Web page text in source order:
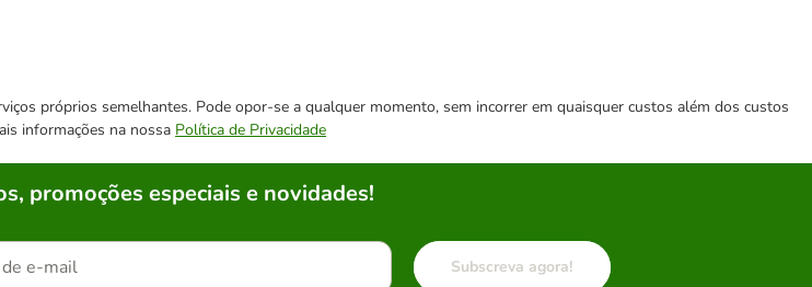
próprios semelhantes. Pode opor-se a qualquer momento, sem incorrer em quaisquer custos além dos custos
informações na nossa Política de Privacidade
promoções especiais e novidades!
Subscreva agora!